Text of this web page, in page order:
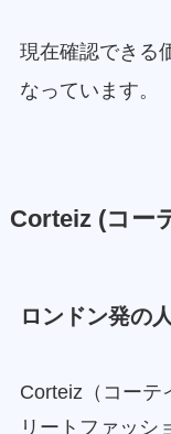
現在確認できる
なっています。
Corteiz(コー
ロンドン発の
Corteiz（コーテ
リートファッシ